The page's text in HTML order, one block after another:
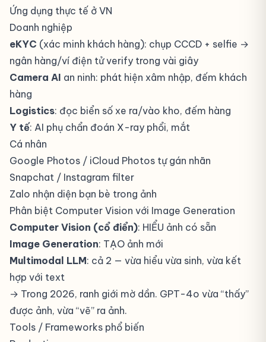
Ứng dụng thực tế ở VN
Doanh nghiệp
eKYC (xác minh khách hàng): chụp CCCD + selfie →
ngân hàng/ví điện tử verify trong vài giây
Camera AI an ninh: phát hiện xâm nhập, đếm khách
hàng
Logistics: đọc biển số xe ra/vào kho, đếm hàng
Y tế: AI phụ chẩn đoán X-ray phổi, mắt
Cá nhân
Google Photos / iCloud Photos tự gán nhãn
Snapchat / Instagram filter
Zalo nhận diện bạn bè trong ảnh
Phân biệt Computer Vision với Image Generation
Computer Vision (cổ điển): HIỂU ảnh có sẵn
Image Generation: TẠO ảnh mới
Multimodal LLM: cả 2 — vừa hiểu vừa sinh, vừa kết
hợp với text
→ Trong 2026, ranh giới mờ dần. GPT-4o vừa “thấy”
được ảnh, vừa “vẽ” ra ảnh.
Tools / Frameworks phổ biến